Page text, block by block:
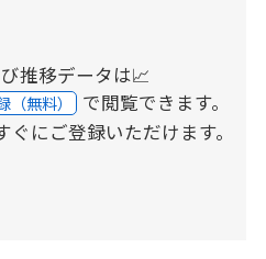
推移データは📈
（無料） で閲覧できます。
にご登録いただけます。